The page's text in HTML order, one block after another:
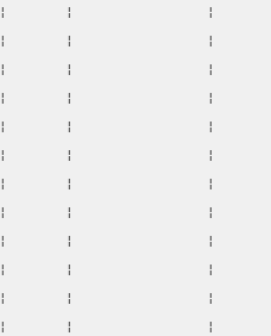
¦       ¦                ¦
¦       ¦                ¦
¦       ¦                ¦
¦       ¦                ¦
¦       ¦                ¦
¦       ¦                ¦
¦       ¦                ¦
¦       ¦                ¦
¦       ¦                ¦
¦       ¦                ¦
¦       ¦                ¦
¦       ¦                ¦